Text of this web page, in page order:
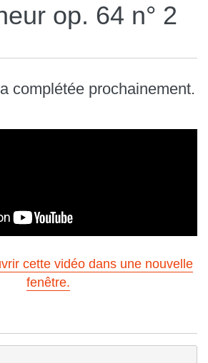
op. 64 n° 2
complétée prochainement.
cette vidéo dans une nouvelle
fenêtre.